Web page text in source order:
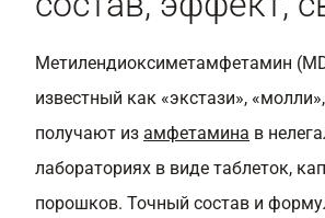
Метилендиоксиметамфетамин
известный как «экстази»,
получают из амфетамина в
лабораториях в виде таблеток,
порошков. Точный состав и